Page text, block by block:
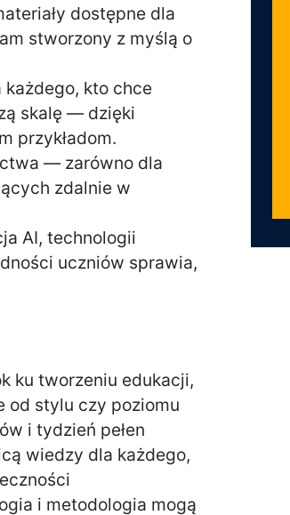
dostępne dla
stworzony z myślą o
kto chce
skalę — dzięki
przykładom.
— zarówno dla
zdalnie w
AI, technologii
uczniów sprawia,
ku tworzeniu edukacji,
od stylu czy poziomu
i tydzień pełen
wiedzy dla każdego,
i metodologia mogą